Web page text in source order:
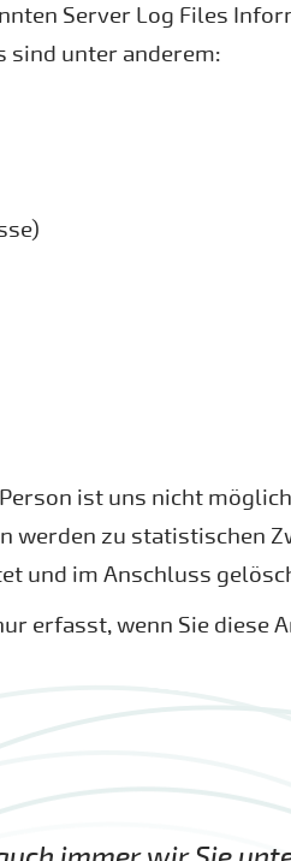
Server Log Files
sind unter anderem:
ist uns nicht
werden zu statistischen
und im Anschluss
erfasst, wenn Sie diese